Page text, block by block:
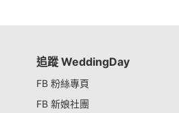
追蹤 WeddingDay
FB 粉絲專頁
FB 新娘社團